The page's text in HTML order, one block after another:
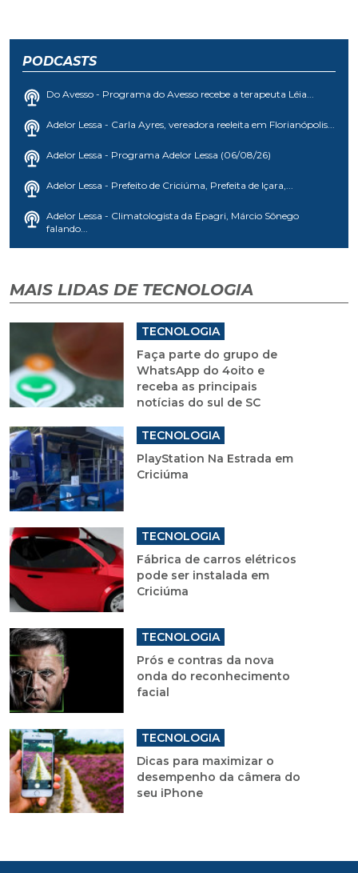
PODCASTS
Do Avesso - Programa do Avesso recebe a terapeuta Léia...
Adelor Lessa - Carla Ayres, vereadora reeleita em Florianópolis...
Adelor Lessa - Programa Adelor Lessa (06/08/26)
Adelor Lessa - Prefeito de Criciúma, Prefeita de Içara,...
Adelor Lessa - Climatologista da Epagri, Márcio Sônego
falando...
MAIS LIDAS DE TECNOLOGIA
TECNOLOGIA
Faça parte do grupo de
WhatsApp do 4oito e
receba as principais
notícias do sul de SC
TECNOLOGIA
PlayStation Na Estrada em
Criciúma
TECNOLOGIA
Fábrica de carros elétricos
pode ser instalada em
Criciúma
TECNOLOGIA
Prós e contras da nova
onda do reconhecimento
facial
TECNOLOGIA
Dicas para maximizar o
desempenho da câmera do
seu iPhone